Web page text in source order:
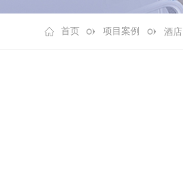
首页 项目案例 酒店